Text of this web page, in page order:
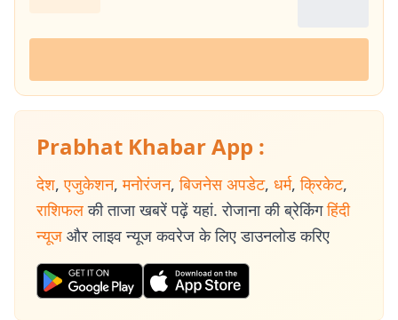
Prabhat Khabar App :
देश, एजुकेशन, मनोरंजन, बिजनेस अपडेट, धर्म, क्रिकेट,
राशिफल की ताजा खबरें पढ़ें यहां. रोजाना की ब्रेकिंग हिंदी
न्यूज और लाइव न्यूज कवरेज के लिए डाउनलोड करिए